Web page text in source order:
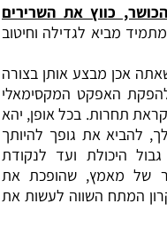
כווץ את השרירים
מתמיד מביא לגדילה וחיטוב
אכן מבצע אותן בצורה
האפקט המקסימאלי
תחרות. בכל אופן, יהא
להביא את גופך להיותך
היכולת ועד לנקודת
של מאמץ, שהופכת את
המתח השווה לעשות את